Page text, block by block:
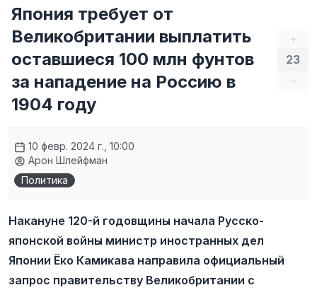
+
23
–
Япония требует от
Великобритании выплатить
оставшиеся 100 млн фунтов
за нападение на Россию в
1904 году
10 февр. 2024 г., 10:00
Арон Шлейфман
Политика
Накануне 120-й годовщины начала Русско-
японской войны министр иностранных дел
Японии Ёко Камикава направила официальный
запрос правительству Великобритании с